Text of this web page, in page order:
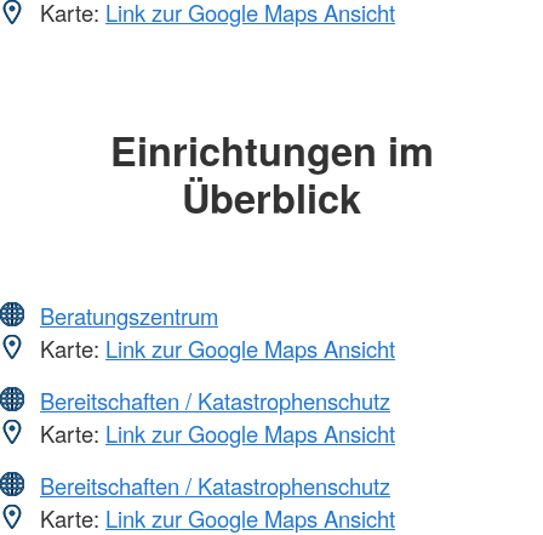
Karte: Link zur Google Maps Ansicht
Einrichtungen im
Überblick
Beratungszentrum
Karte: Link zur Google Maps Ansicht
Bereitschaften / Katastrophenschutz
Karte: Link zur Google Maps Ansicht
Bereitschaften / Katastrophenschutz
Karte: Link zur Google Maps Ansicht